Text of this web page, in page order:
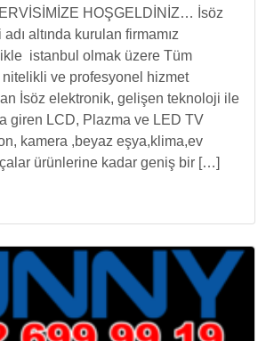
HOŞGELDİNİZ… İsöz
altında kurulan firmamız
istanbul olmak üzere Tüm
ve profesyonel hizmet
İsöz elektronik, gelişen teknoloji ile
giren LCD, Plazma ve LED TV
kamera ,beyaz eşya,klima,ev
ürünlerine kadar geniş bir […]